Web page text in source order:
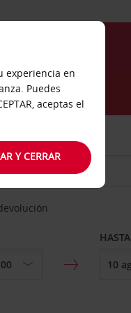
HASTA
experiencia en
Puedes
aceptas el
Y CERRAR